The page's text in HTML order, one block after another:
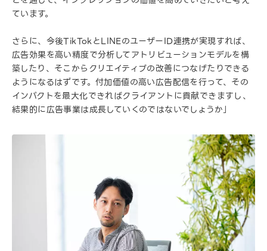
ています。
さらに、今後TikTokとLINEのユーザーID連携が実現すれば、
広告効果を高い精度で分析してアトリビューションモデルを構
築したり、そこからクリエイティブの改善につなげたりできる
ようになるはずです。付加価値の高い広告配信を行って、その
インパクトを最大化できればクライアントに貢献できますし、
結果的に広告事業は成長していくのではないでしょうか」